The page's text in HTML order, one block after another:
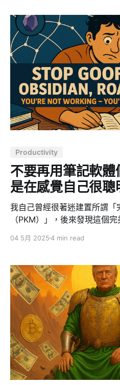
心思維模型，從目標設定到方
的系統，幫助我們在追求卓
一、目標：明確你真正想要的是什麼 1. 財富不
最終目標是自由 納瓦爾明確區分了三個常被混淆的概念：
財富、金錢和地位。 * 財富是指能在你睡覺時仍為你賺錢
的資產和事業。它可以是房
形式。財富創造是一場正和
加。 * 金錢是時間換取的報酬，呈線性關係 —— 投入八
小時工作，獲得相應的月薪。 * 地位則是社會階層中的位
置，如職場升遷。這是一場
獲得自由 —— 時間自由和選
脫投入與產出的線性關係，為
能力。 2. 讓幸運變成命運
Productivity
不要再用筆記軟體
是在感覺自己很聰
我自己曾經很著迷建置所謂「
（PKM）」，後來發現這個
PKM（個人知識管理），但他
假象，實際上在拖延。 PKM：精緻的拖延陷阱 所謂個人
知識管理（PKM），透過
工具來打造所謂的「第二大腦
了效率。但對大多數人而言，
另一種拖延方式。 傳統的拖延會讓人有罪惡感，例如追
劇、打電動。但 PKM 是一種
延：你讀更多書、研究更多方
卻始終沒開始寫那份報告、做
大陷阱：你可能正掉入其中 1.感覺聰明 ≠ 真正聰明 第一
次用 Roam 的雙向連結時，
04 5月 20254 min read